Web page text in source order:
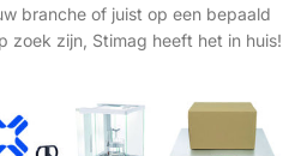
branche of juist op een bepaald
zoek zijn, Stimag heeft het in huis!